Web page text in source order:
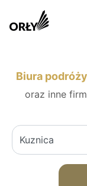
Biura
oraz inne